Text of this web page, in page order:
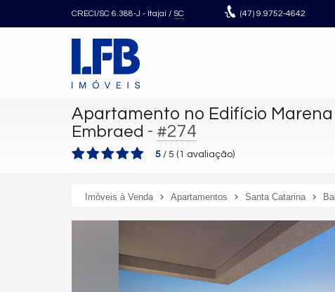
CRECI/SC 6.388-J - Itajaí / SC (47) 9.9752-4642
Apartamento no Edifício Marena
Embraed - #274
5 / 5 ( 1 avaliação)
Imóveis à Venda Apartamentos Santa Catarina